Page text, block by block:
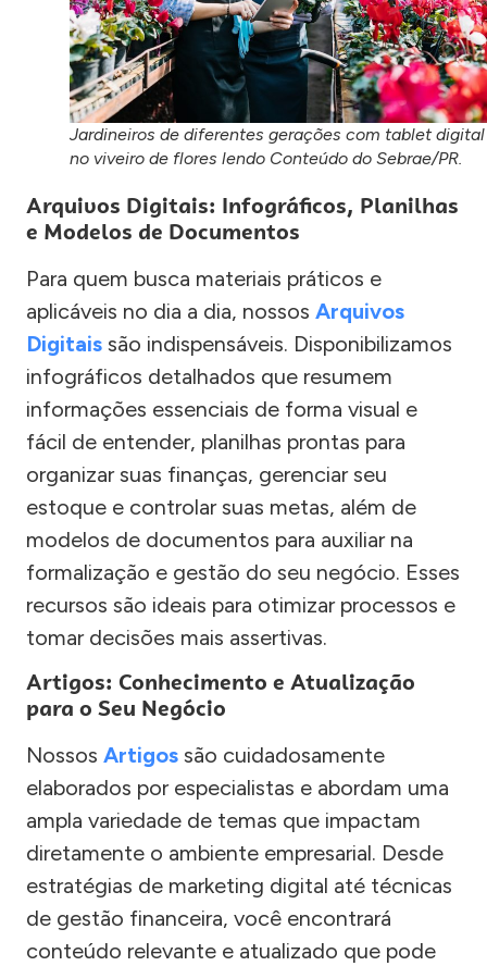
Jardineiros de diferentes gerações com tablet digital
no viveiro de flores lendo Conteúdo do Sebrae/PR.
Arquivos Digitais: Infográficos, Planilhas
e Modelos de Documentos
Para quem busca materiais práticos e
aplicáveis no dia a dia, nossos Arquivos
Digitais são indispensáveis. Disponibilizamos
infográficos detalhados que resumem
informações essenciais de forma visual e
fácil de entender, planilhas prontas para
organizar suas finanças, gerenciar seu
estoque e controlar suas metas, além de
modelos de documentos para auxiliar na
formalização e gestão do seu negócio. Esses
recursos são ideais para otimizar processos e
tomar decisões mais assertivas.
Artigos: Conhecimento e Atualização
para o Seu Negócio
Nossos Artigos são cuidadosamente
elaborados por especialistas e abordam uma
ampla variedade de temas que impactam
diretamente o ambiente empresarial. Desde
estratégias de marketing digital até técnicas
de gestão financeira, você encontrará
conteúdo relevante e atualizado que pode